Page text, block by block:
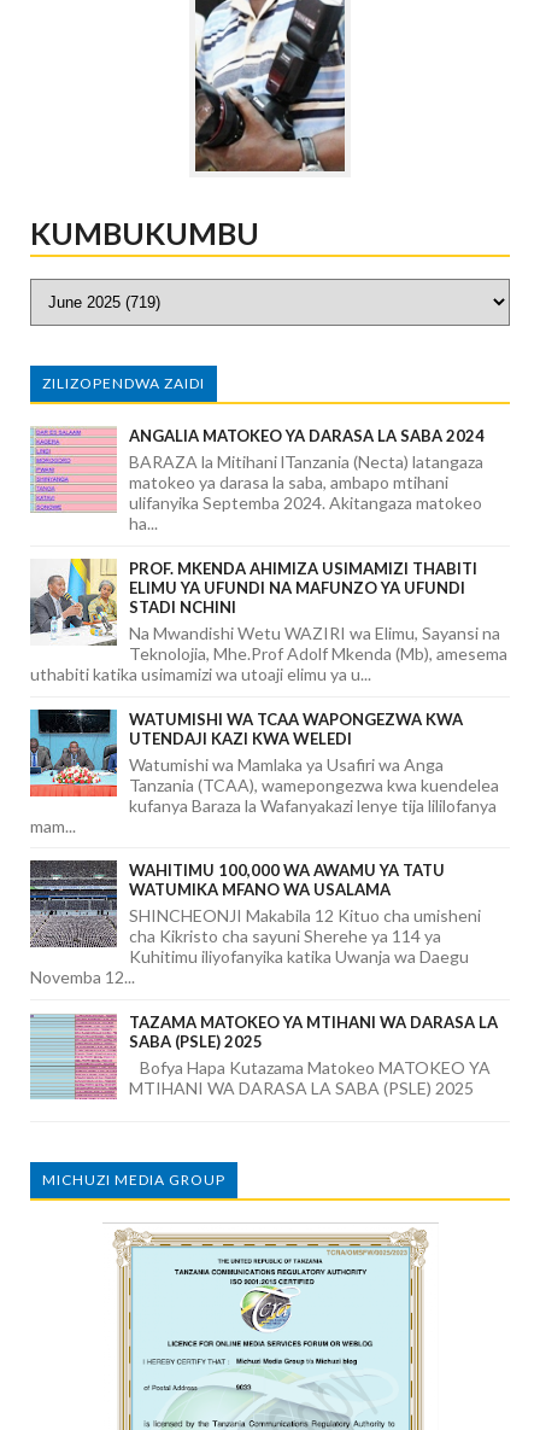
KUMBUKUMBU
ZILIZOPENDWA ZAIDI
ANGALIA MATOKEO YA DARASA LA SABA 2024
BARAZA la Mitihani lTanzania (Necta) latangaza
matokeo ya darasa la saba, ambapo mtihani
ulifanyika Septemba 2024. Akitangaza matokeo
ha...
PROF. MKENDA AHIMIZA USIMAMIZI THABITI
ELIMU YA UFUNDI NA MAFUNZO YA UFUNDI
STADI NCHINI
Na Mwandishi Wetu WAZIRI wa Elimu, Sayansi na
Teknolojia, Mhe.Prof Adolf Mkenda (Mb), amesema
uthabiti katika usimamizi wa utoaji elimu ya u...
WATUMISHI WA TCAA WAPONGEZWA KWA
UTENDAJI KAZI KWA WELEDI
Watumishi wa Mamlaka ya Usafiri wa Anga
Tanzania (TCAA), wamepongezwa kwa kuendelea
kufanya Baraza la Wafanyakazi lenye tija lililofanya
mam...
WAHITIMU 100,000 WA AWAMU YA TATU
WATUMIKA MFANO WA USALAMA
SHINCHEONJI Makabila 12 Kituo cha umisheni
cha Kikristo cha sayuni Sherehe ya 114 ya
Kuhitimu iliyofanyika katika Uwanja wa Daegu
Novemba 12...
TAZAMA MATOKEO YA MTIHANI WA DARASA LA
SABA (PSLE) 2025
Bofya Hapa Kutazama Matokeo MATOKEO YA
MTIHANI WA DARASA LA SABA (PSLE) 2025
MICHUZI MEDIA GROUP